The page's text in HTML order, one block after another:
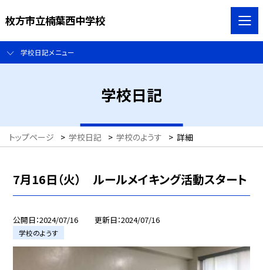
枚方市立楠葉西中学校
学校日記メニュー
学校日記
トップページ > 学校日記 > 学校のようす > 詳細
7月16日（火） ルールメイキング活動スタート
公開日 2024/07/16 更新日 2024/07/16
学校のようす